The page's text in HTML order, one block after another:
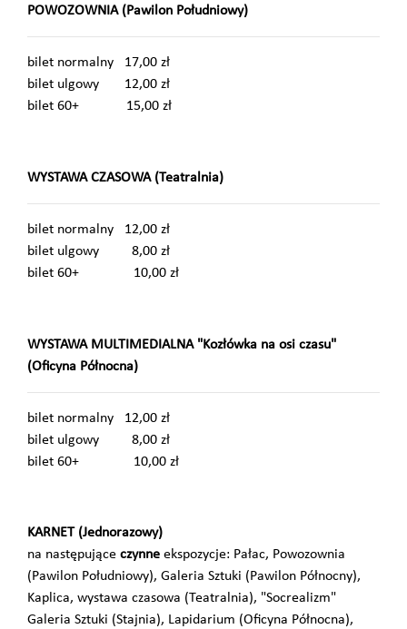
POWOZOWNIA (Pawilon Południowy)
bilet normalny 17,00 zł
bilet ulgowy 12,00 zł
bilet 60+ 15,00 zł
WYSTAWA CZASOWA (Teatralnia)
bilet normalny 12,00 zł
bilet ulgowy 8,00 zł
bilet 60+ 10,00 zł
WYSTAWA MULTIMEDIALNA "Kozłówka na osi czasu"
(Oficyna Północna)
bilet normalny 12,00 zł
bilet ulgowy 8,00 zł
bilet 60+ 10,00 zł
KARNET (Jednorazowy)
na następujące czynne ekspozycje: Pałac, Powozownia
(Pawilon Południowy), Galeria Sztuki (Pawilon Północny),
Kaplica, wystawa czasowa (Teatralnia), "Socrealizm"
Galeria Sztuki (Stajnia), Lapidarium (Oficyna Północna),